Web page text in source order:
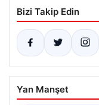
Bizi Takip Edin
Yan Manşet